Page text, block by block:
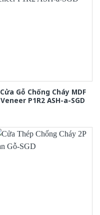
Cửa Gỗ Chống Cháy MDF
Veneer P1R2 ASH-a-SGD